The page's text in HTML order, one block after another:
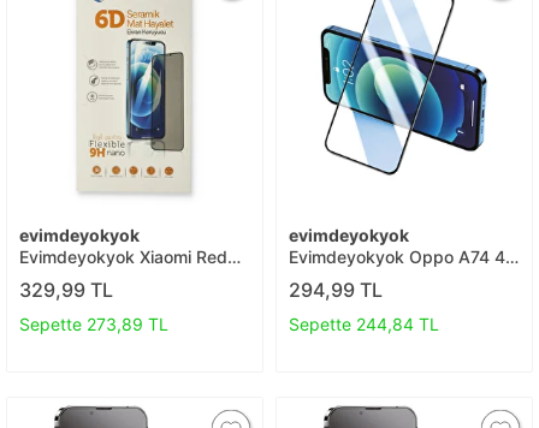
evimdeyokyok
Evimdeyokyok Xiaomi Redmi
Note 8 6d Mat Seramik
Hayalet Nano Ekran
Koruyucu T20
329,99 TL
Sepette 273,89 TL
evimdeyokyok
Evimdeyokyok Oppo A74 4g
3d Antistatik Seramik Nano
Ekran Koruyucu T20
294,99 TL
Sepette 244,84 TL